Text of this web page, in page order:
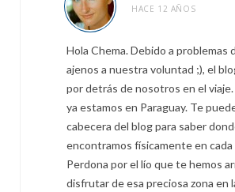
HACE 12 AÑOS
Hola Chema. Debido a problemas
ajenos a nuestra voluntad ;), el
por detrás de nosotros en el
ya estamos en Paraguay. Te
cabecera del blog para saber
encontramos físicamente en
Perdona por el lío que te hemos
disfrutar de esa preciosa zona en